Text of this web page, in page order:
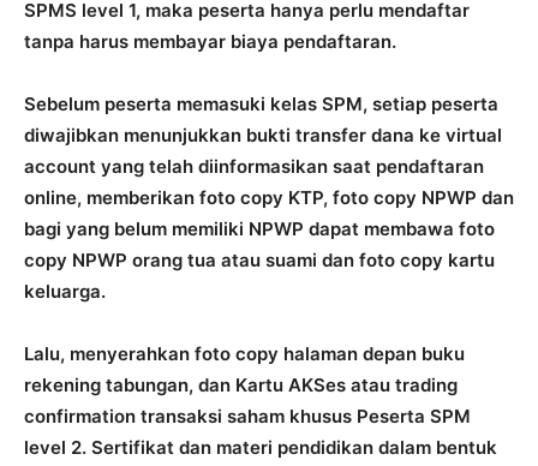
SPMS level 1, maka peserta hanya perlu mendaftar
tanpa harus membayar biaya pendaftaran.
Sebelum peserta memasuki kelas SPM, setiap peserta
diwajibkan menunjukkan bukti transfer dana ke virtual
account yang telah diinformasikan saat pendaftaran
online, memberikan foto copy KTP, foto copy NPWP dan
bagi yang belum memiliki NPWP dapat membawa foto
copy NPWP orang tua atau suami dan foto copy kartu
keluarga.
Lalu, menyerahkan foto copy halaman depan buku
rekening tabungan, dan Kartu AKSes atau trading
confirmation transaksi saham khusus Peserta SPM
level 2. Sertifikat dan materi pendidikan dalam bentuk